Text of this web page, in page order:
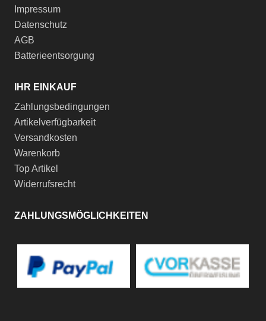
Impressum
Datenschutz
AGB
Batterieentsorgung
IHR EINKAUF
Zahlungsbedingungen
Artikelverfügbarkeit
Versandkosten
Warenkorb
Top Artikel
Widerrufsrecht
ZAHLUNGSMÖGLICHKEITEN